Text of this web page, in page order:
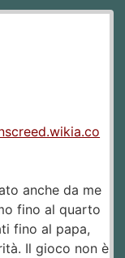
anche da me
fino al quarto
fino al papa,
Il gioco non è